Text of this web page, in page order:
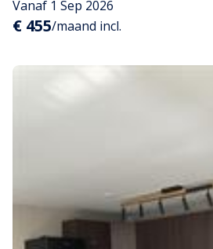
Vanaf 1 Sep 2026
€ 455/maand incl.